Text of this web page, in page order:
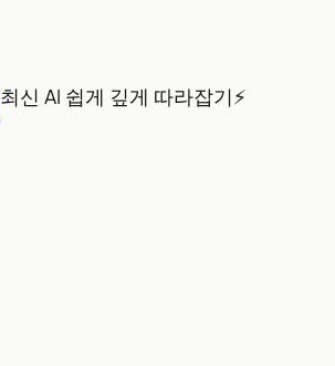
최신 AI 쉽게 깊게 따라잡기⚡